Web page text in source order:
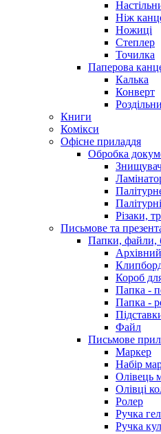
Ніж
Ножиці
Степлер
Точилка
Паперова
Калька
Конверт
Книги
Комікси
Офісне приладдя
Обробка
Різаки,
Письмове та
Папки, файли,
Короб
Папка -
Папка -
Файл
Письмове
Маркер
Набір
Олівець
Олівці
Ролер
Ручка
Ручка